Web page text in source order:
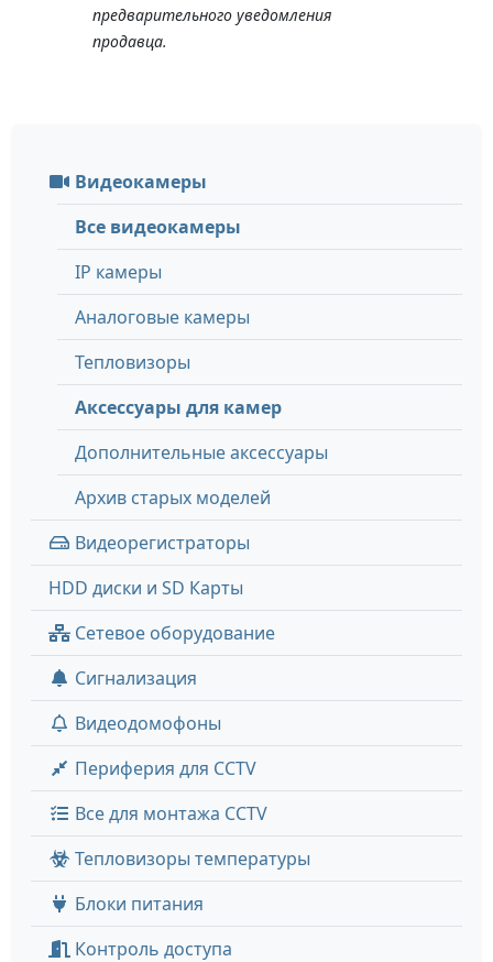
предварительного уведомления
продавца.
Видеокамеры
Все видеокамеры
IP камеры
Аналоговые камеры
Тепловизоры
Аксессуары для камер
Дополнительные аксессуары
Архив старых моделей
Видеорегистраторы
HDD диски и SD Карты
Сетевое оборудование
Сигнализация
Видеодомофоны
Периферия для CCTV
Все для монтажа CCTV
Тепловизоры температуры
Блоки питания
Контроль доступа